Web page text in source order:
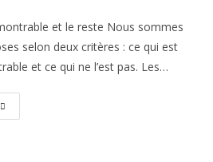
et le reste Nous sommes
selon deux critères : ce qui est
et ce qui ne l’est pas. Les…
Les